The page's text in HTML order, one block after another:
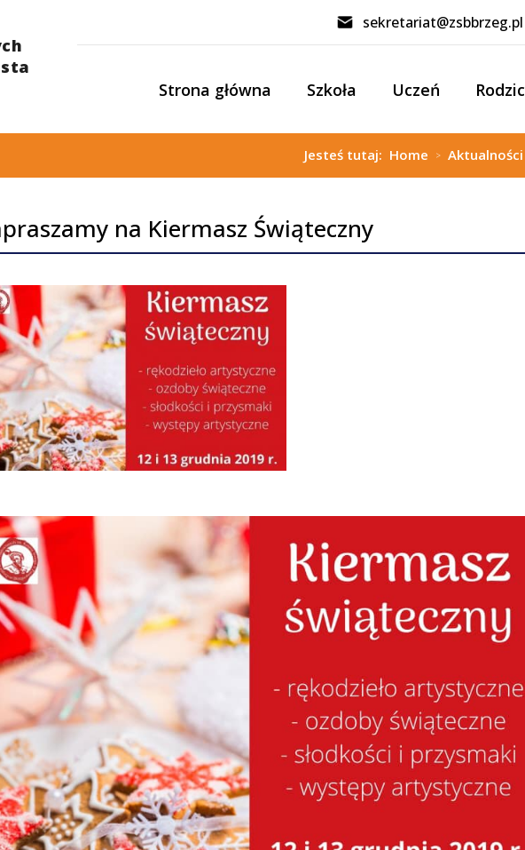
sekretariat@zsbbrzeg.pl
Strona główna Szkoła Uczeń Rodzic
Jesteś tutaj: Home > Aktualności
na Kiermasz Świąteczny